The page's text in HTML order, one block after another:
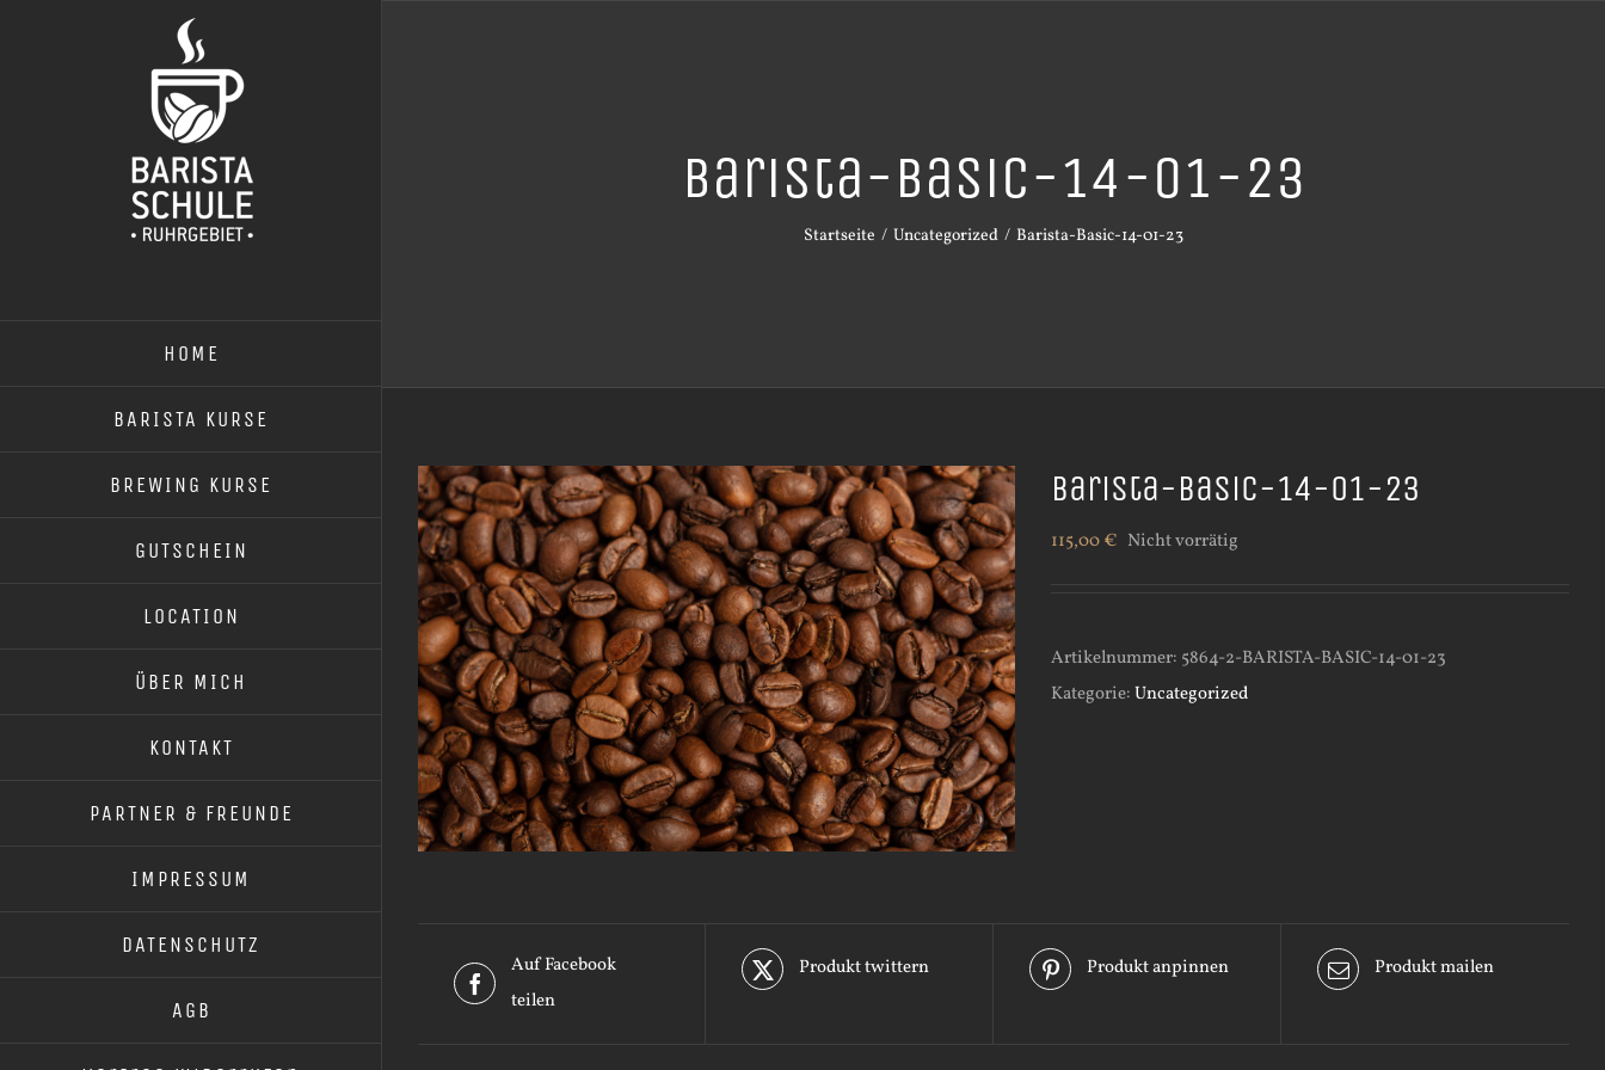
HOME
BARISTA KURSE
BREWING KURSE
GUTSCHEIN
LOCATION
ÜBER MICH
KONTAKT
PARTNER & FREUNDE
IMPRESSUM
DATENSCHUTZ
AGB
Barista-Basic-14-01-23
Startseite Uncategorized Barista-Basic-14-01-23
Barista-Basic-14-01-23
115,00€ Nicht vorrätig
Artikelnummer: 5864-2-BARISTA-BASIC-14-01-23
Kategorie:Uncategorized
Auf Facebook
teilen
Produkt twittern Produkt anpinnen Produkt mailen